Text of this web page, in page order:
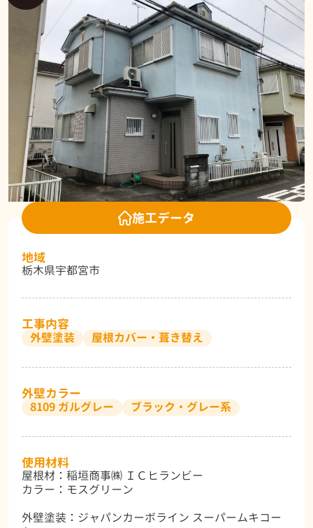
施工データ
地域
栃木県宇都宮市
工事内容
外壁塗装 屋根カバー・葺き替え
外壁カラー
8109 ガルグレー ブラック・グレー系
使用材料
屋根材：稲垣商事㈱ ＩＣヒランビー
カラー：モスグリーン
外壁塗装：ジャパンカーボライン スーパームキコー